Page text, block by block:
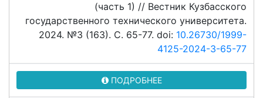
(часть 1) // Вестник Кузбасского
государственного технического университета.
2024. №3 (163). C. 65-77. doi: 10.26730/1999-
4125-2024-3-65-77
ПОДРОБНЕЕ